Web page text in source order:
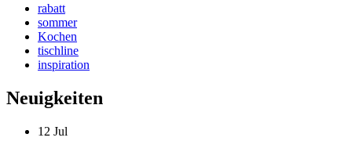
rabatt
sommer
Kochen
tischline
inspiration
Neuigkeiten
12 Jul